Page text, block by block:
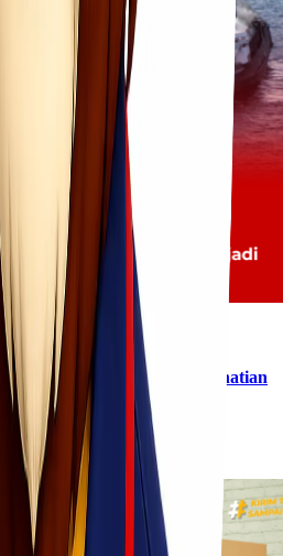
Sentosa II Menjadi Perhatian